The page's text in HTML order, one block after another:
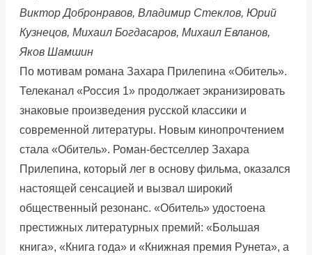
Виктор Добронравов, Владимир Стеклов, Юрий
Кузнецов, Михаил Богдасаров, Михаил Евланов,
Яков Шамшин
По мотивам романа Захара Прилепина «Обитель».
Телеканал «Россия 1» продолжает экранизировать
знаковые произведения русской классики и
современной литературы. Новым кинопрочтением
стала «Обитель». Роман-бестселлер Захара
Прилепина, который лег в основу фильма, оказался
настоящей сенсацией и вызвал широкий
общественный резонанс. «Обитель» удостоена
престижных литературных премий: «Большая
книга», «Книга года» и «Книжная премия Рунета», а